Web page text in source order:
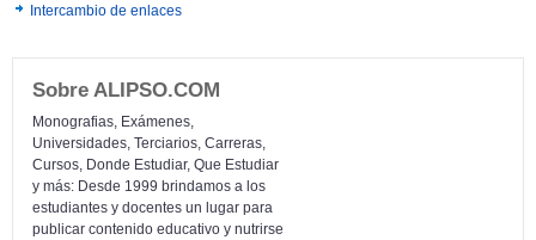
Intercambio de enlaces
Sobre ALIPSO.COM
Monografias, Exámenes,
Universidades, Terciarios, Carreras,
Cursos, Donde Estudiar, Que Estudiar
y más: Desde 1999 brindamos a los
estudiantes y docentes un lugar para
publicar contenido educativo y nutrirse